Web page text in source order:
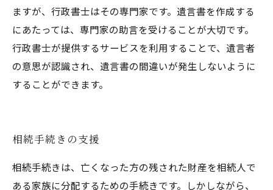
ますが、行政書士はその専門家です。遺言書を作成する
にあたっては、専門家の助言を受けることが大切です。
行政書士が提供するサービスを利用することで、遺言者
の意思が認識され、遺言書の間違いが発生しないように
することができます。
相続手続きの支援
相続手続きは、亡くなった方の残された財産を相続人で
ある家族に分配するための手続きです。しかしながら、